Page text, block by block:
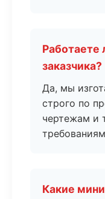
Работаете
заказчика?
Да, мы
строго по
чертежам и
Какие